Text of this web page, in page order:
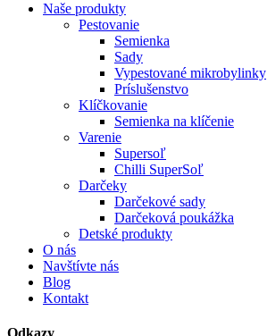
Naše produkty
Pestovanie
Semienka
Sady
Vypestované mikrobylinky
Príslušenstvo
Klíčkovanie
Semienka na klíčenie
Varenie
Supersoľ
Chilli SuperSoľ
Darčeky
Darčekové sady
Darčeková poukážka
Detské produkty
O nás
Navštívte nás
Blog
Kontakt